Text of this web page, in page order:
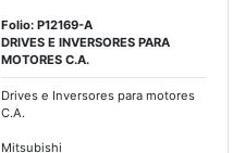
Folio: P12169-A
DRIVES E INVERSORES PARA
MOTORES C.A.
Drives e Inversores para motores
C.A.
Mitsubishi